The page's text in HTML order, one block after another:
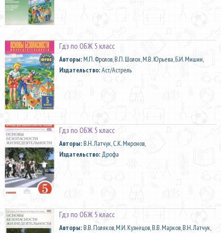
Гдз по ОБЖ 5 класс
Aвторы:М.П. Фролов, В.П. Шолох, М.В. Юрьева, Б.И. Мишин,
Издательство:Аст/Астрель
Гдз по ОБЖ 5 класс
Aвторы:В.Н. Латчук, С.К. Миронов,
Издательство: Дрофа
Гдз по ОБЖ 5 класс
Aвторы:В.В. Поляков, М.И. Кузнецов, В.В. Марков, В.Н. Латчук,